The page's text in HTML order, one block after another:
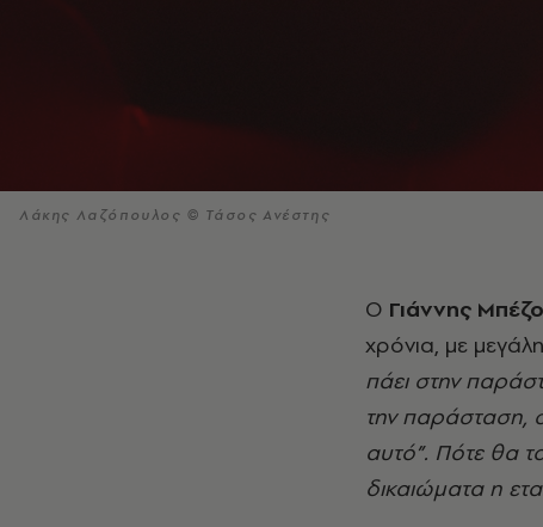
Λάκης Λαζόπουλος © Τάσος Ανέστης
Ο Γιάννης
χρόνια, με
πάει στην
την παράσταση,
αυτό”. Πότε θα
δικαιώματα η